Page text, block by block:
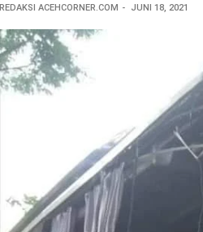
REDAKSI ACEHCORNER.COM JUNI 18, 2021